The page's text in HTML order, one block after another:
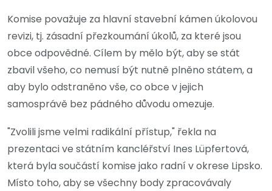
Komise považuje za hlavní stavební kámen úkolovou
revizi, tj. zásadní přezkoumání úkolů, za které jsou
obce odpovědné. Cílem by mělo být, aby se stát
zbavil všeho, co nemusí být nutně plněno státem, a
aby bylo odstraněno vše, co obce v jejich
samosprávě bez pádného důvodu omezuje.
"Zvolili jsme velmi radikální přístup," řekla na
prezentaci ve státním kancléřství Ines Lüpfertová,
která byla součástí komise jako radní v okrese Lipsko.
Místo toho, aby se všechny body zpracovávaly